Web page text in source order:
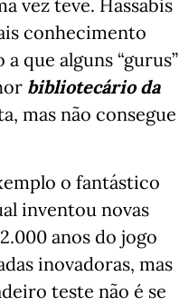
vez teve. Hassabis
conhecimento
que alguns “gurus”
bibliotecário da
mas não consegue
o fantástico
inventou novas
anos do jogo
inovadoras, mas
teste não é se